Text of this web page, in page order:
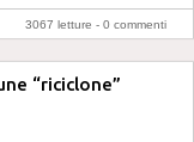
3067 letture - 0 commenti
“riciclone”